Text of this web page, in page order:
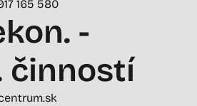
165 580
-
činností